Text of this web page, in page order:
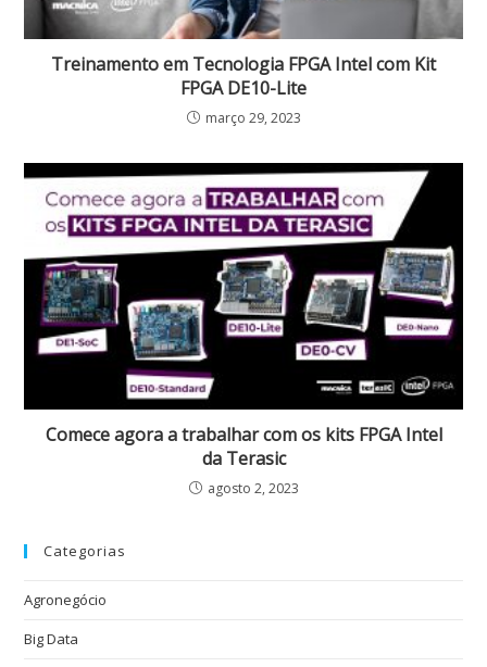
Treinamento em Tecnologia FPGA Intel com Kit
FPGA DE10-Lite
março 29, 2023
Comece agora a trabalhar com os kits FPGA Intel
da Terasic
agosto 2, 2023
Categorias
Agronegócio
Big Data